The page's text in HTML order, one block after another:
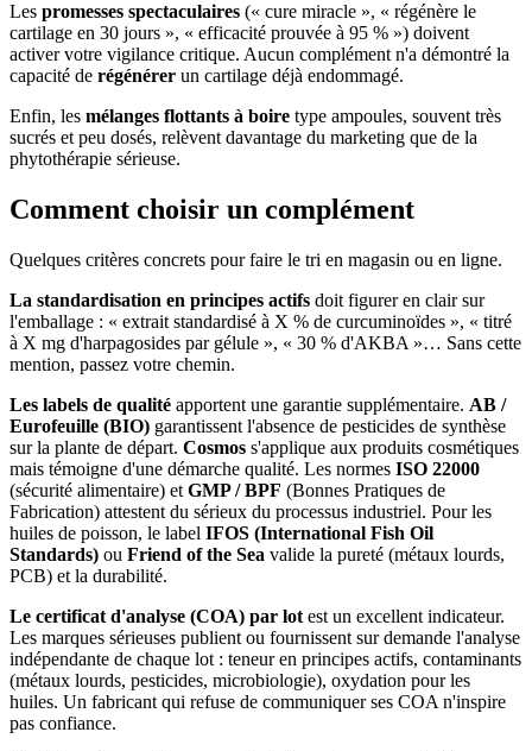
Les promesses spectaculaires (« cure miracle », « régénère le
cartilage en 30 jours », « efficacité prouvée à 95 % ») doivent
activer votre vigilance critique. Aucun complément n'a démontré la
capacité de régénérer un cartilage déjà endommagé.
Enfin, les mélanges flottants à boire type ampoules, souvent très
sucrés et peu dosés, relèvent davantage du marketing que de la
phytothérapie sérieuse.
Comment choisir un complément
Quelques critères concrets pour faire le tri en magasin ou en ligne.
La standardisation en principes actifs doit figurer en clair sur
l'emballage : « extrait standardisé à X % de curcuminoïdes », « titré
à X mg d'harpagosides par gélule », « 30 % d'AKBA »… Sans cette
mention, passez votre chemin.
Les labels de qualité apportent une garantie supplémentaire. AB /
Eurofeuille (BIO) garantissent l'absence de pesticides de synthèse
sur la plante de départ. Cosmos s'applique aux produits cosmétiques
mais témoigne d'une démarche qualité. Les normes ISO 22000
(sécurité alimentaire) et GMP / BPF (Bonnes Pratiques de
Fabrication) attestent du sérieux du processus industriel. Pour les
huiles de poisson, le label IFOS (International Fish Oil
Standards) ou Friend of the Sea valide la pureté (métaux lourds,
PCB) et la durabilité.
Le certificat d'analyse (COA) par lot est un excellent indicateur.
Les marques sérieuses publient ou fournissent sur demande l'analyse
indépendante de chaque lot : teneur en principes actifs, contaminants
(métaux lourds, pesticides, microbiologie), oxydation pour les
huiles. Un fabricant qui refuse de communiquer ses COA n'inspire
pas confiance.